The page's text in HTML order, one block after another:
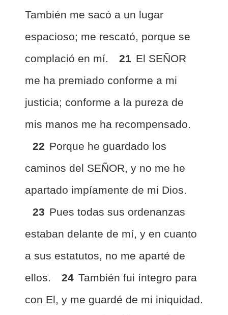
También me sacó a un lugar
espacioso; me rescató, porque se
complació en mí.
21 El SEÑOR
me ha premiado conforme a mi
justicia; conforme a la pureza de
mis manos me ha recompensado.
22 Porque he guardado los
caminos del SEÑOR, y no me he
apartado impíamente de mi Dios.
23 Pues todas sus ordenanzas
estaban delante de mí, y en cuanto
a sus estatutos, no me aparté de
ellos.
24 También fui íntegro para
con El, y me guardé de mi iniquidad.